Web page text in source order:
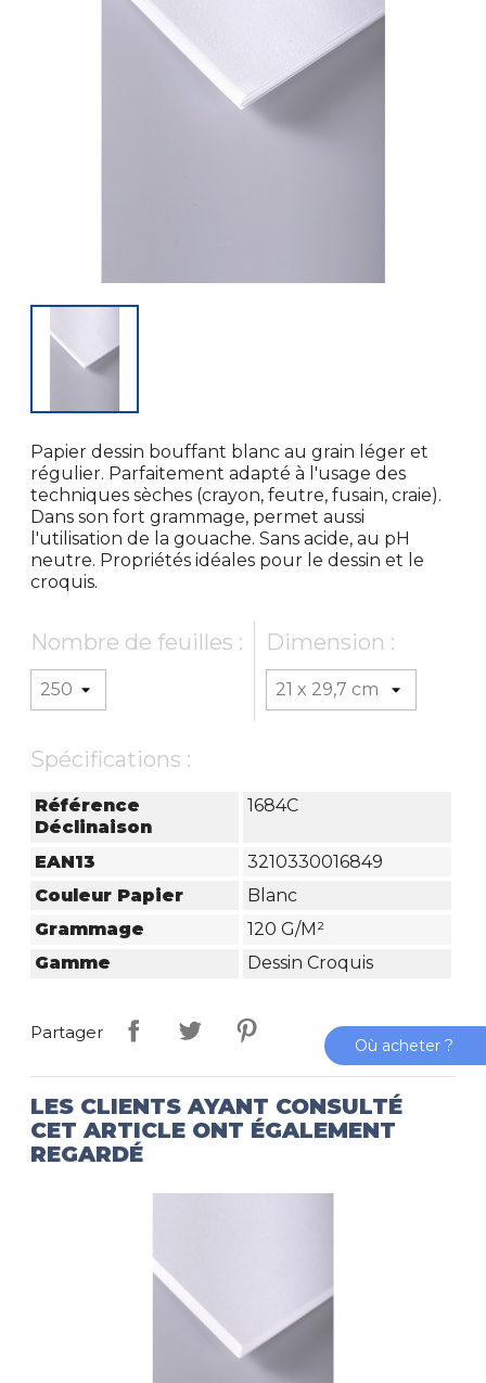
Papier dessin bouffant blanc au grain léger et
régulier. Parfaitement adapté à l'usage des
techniques sèches (crayon, feutre, fusain, craie).
Dans son fort grammage, permet aussi
l'utilisation de la gouache. Sans acide, au pH
neutre. Propriétés idéales pour le dessin et le
croquis.
Nombre de feuilles : Dimension :
Spécifications :
Référence
Déclinaison
1684C
EAN13
3210330016849
Couleur Papier
Blanc
Grammage
120 G/m²
Gamme
Dessin Croquis
Partager
LES CLIENTS AYANT CONSULTÉ
CET ARTICLE ONT ÉGALEMENT
REGARDÉ
Où acheter ?